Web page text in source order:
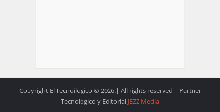
Copyright El Tecnoilogico © 2026.| All rights reserved | Partner
Tecnologico y Editorial JEZZ Media